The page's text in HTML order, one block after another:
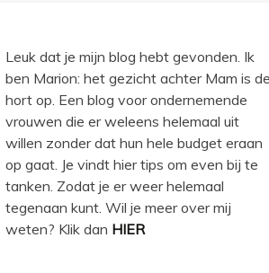
Leuk dat je mijn blog hebt gevonden. Ik
ben Marion: het gezicht achter Mam is de
hort op. Een blog voor ondernemende
vrouwen die er weleens helemaal uit
willen zonder dat hun hele budget eraan
op gaat. Je vindt hier tips om even bij te
tanken. Zodat je er weer helemaal
tegenaan kunt. Wil je meer over mij
weten? Klik dan HIER